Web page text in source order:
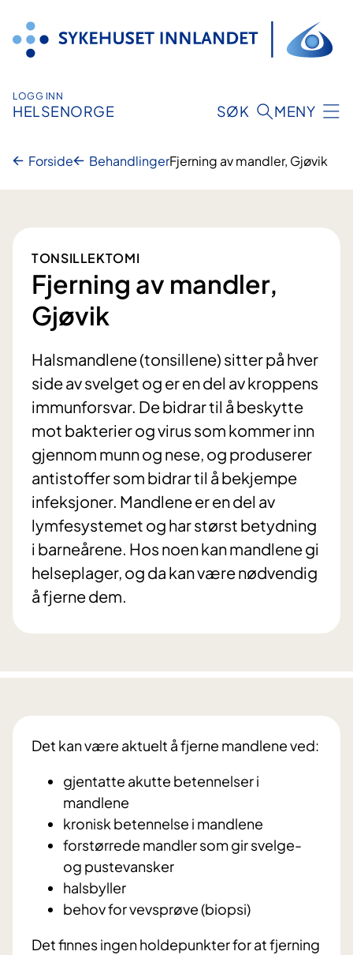
innhold
LOGG INN
HELSENORGE SØK MENY
Forside BehandlingerFjerning av mandler, Gjøvik
TONSILLEKTOMI
Fjerning av mandler,
Gjøvik
Halsmandlene (tonsillene) sitter på hver
side av svelget og er en del av kroppens
immunforsvar. De bidrar til å beskytte
mot bakterier og virus som kommer inn
gjennom munn og nese, og produserer
antistoffer som bidrar til å bekjempe
infeksjoner. Mandlene er en del av
lymfesystemet og har størst betydning
i barneårene. Hos noen kan mandlene gi
helseplager, og da kan være nødvendig
å fjerne dem.
Det kan være aktuelt å fjerne mandlene ved:
gjentatte akutte betennelser i
mandlene
kronisk betennelse i mandlene
forstørrede mandler som gir svelge-
og pustevansker
halsbyller
behov for vevsprøve (biopsi)
Det finnes ingen holdepunkter for at fjerning